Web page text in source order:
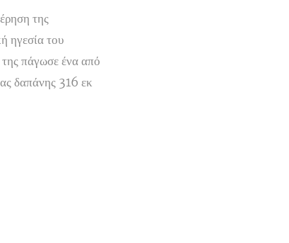
της
ηγεσία του
πάγωσε ένα από
δαπάνης 316 εκ